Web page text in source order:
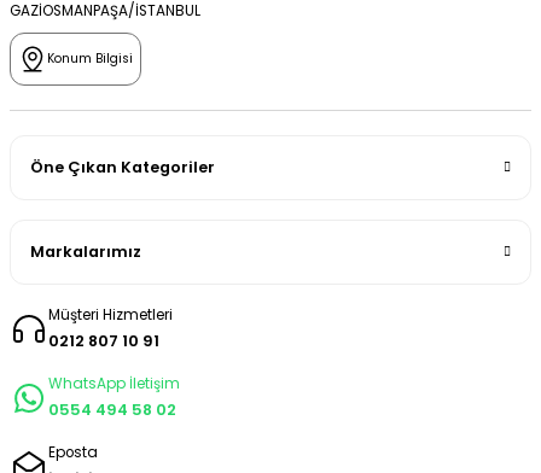
GAZİOSMANPAŞA/İSTANBUL
Konum Bilgisi
Öne Çıkan Kategoriler
Markalarımız
Müşteri Hizmetleri
0212 807 10 91
WhatsApp İletişim
0554 494 58 02
Eposta